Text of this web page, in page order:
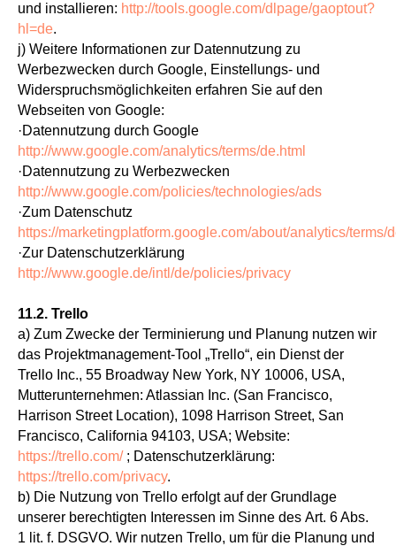
und installieren: http://tools.google.com/dlpage/gaoptout?
hl=de.
j) Weitere Informationen zur Datennutzung zu
Werbezwecken durch Google, Einstellungs- und
Widerspruchsmöglichkeiten erfahren Sie auf den
Webseiten von Google:
·Datennutzung durch Google
http://www.google.com/analytics/terms/de.html
·Datennutzung zu Werbezwecken
http://www.google.com/policies/technologies/ads
·Zum Datenschutz
https://marketingplatform.google.com/about/analytics/terms/
·Zur Datenschutzerklärung
http://www.google.de/intl/de/policies/privacy
11.2. Trello
a) Zum Zwecke der Terminierung und Planung nutzen wir
das Projektmanagement-Tool „Trello“, ein Dienst der
Trello Inc., 55 Broadway New York, NY 10006, USA,
Mutterunternehmen: Atlassian Inc. (San Francisco,
Harrison Street Location), 1098 Harrison Street, San
Francisco, California 94103, USA; Website:
https://trello.com/; Datenschutzerklärung:
https://trello.com/privacy.
b) Die Nutzung von Trello erfolgt auf der Grundlage
unserer berechtigten Interessen im Sinne des Art. 6 Abs.
1 lit. f. DSGVO. Wir nutzen Trello, um für die Planung und